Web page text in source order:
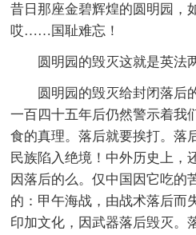
昔日那座金碧辉煌的圆明园，
哎……国耻难忘！
圆明园的毁灭这就是英法
圆明园的毁灭给封闭落后
一百四十五年后仍然警示着我
食的真理。落后就要挨打。落
民族陷入绝境！中外历史上，
因落后的么。仅中国因它吃的
的：甲午海战，由战术落后而
印加文化，因武器落后毁灭。